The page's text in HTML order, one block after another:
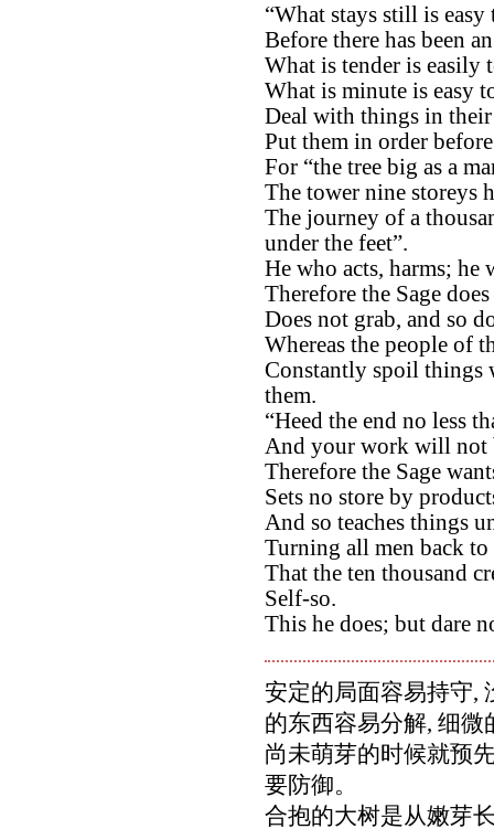
“What stays still is
Before there has been
What is tender is easily
What is minute is easy
Deal with things in
Put them in order
For “the tree big as a
The tower nine storeys
The journey of a
under the feet”.
He who acts, harms; he
Therefore the Sage
Does not grab, and so
Whereas the people of
Constantly spoil things
them.
“Heed the end no less
And your work will not
Therefore the Sage
Sets no store by
And so teaches things
Turning all men back
That the ten thousand
Self-so.
This he does; but dare
安定的局面容易持守,
的东西容易分解, 细
尚未萌芽的时候就预
要防御。
合抱的大树是从嫩芽